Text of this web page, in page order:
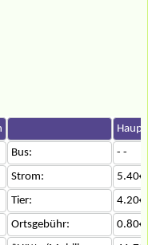
Bus:
- -
Strom:
Tier:
Ortsgebühr: